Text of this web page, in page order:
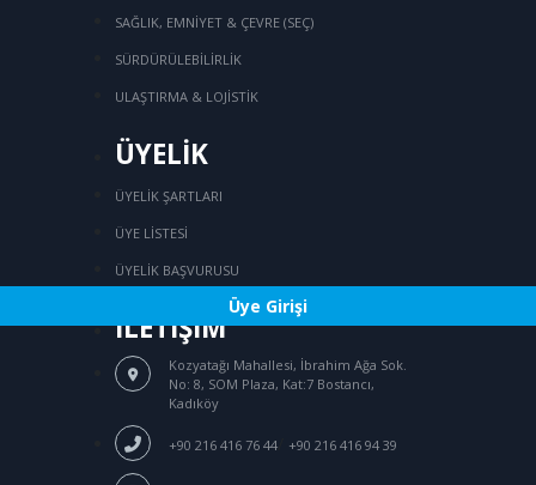
Üye Girişi
SAĞLIK, EMNİYET & ÇEVRE (SEÇ)
SÜRDÜRÜLEBİLİRLİK
ULAŞTIRMA & LOJİSTİK
ÜYELİK
ÜYELİK ŞARTLARI
ÜYE LİSTESİ
ÜYELİK BAŞVURUSU
İLETİŞİM
Kozyatağı Mahallesi, İbrahim Ağa Sok.
No: 8, SOM Plaza, Kat:7 Bostancı,
Kadıköy
+90 216 416 76 44/ +90 216 416 94 39